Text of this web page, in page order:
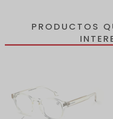
PRODUCTOS